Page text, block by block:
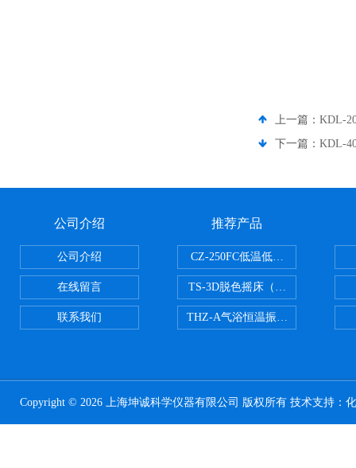
上一篇： KDL-
下一篇： KDL-
公司介绍
公司介绍
在线留言
联系我们
推荐产品
CZ-250FC低温低湿种子储藏柜
TS-3D脱色摇床（三维运动）
THZ-A气浴恒温振荡器
Copyright © 2026 上海坤诚科学仪器有限公司 版权所有 技术支持：